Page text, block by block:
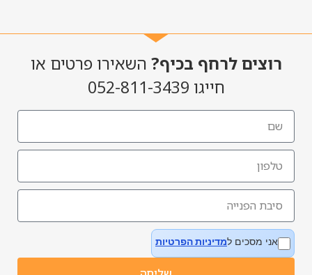
רוצים לרחף בכיף? השאירו פרטים או
חייגו 052-811-3439
אני מסכים למדיניות הפרטיות